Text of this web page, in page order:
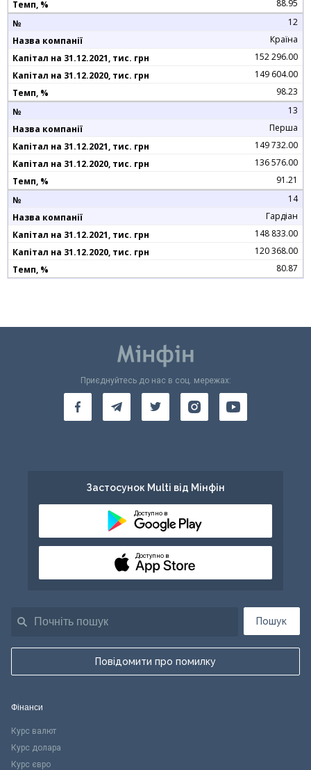
88.95
12
Країна
152 296.00
149 604.00
98.23
13
Перша
149 732.00
136 576.00
91.21
14
Гардіан
148 833.00
120 368.00
80.87
Пошук
Повідомити про помилку
Приєднуйтесь до нас в соц. мережах:
Застосунок Multi від Мінфін
Доступно в
Доступно в
Фінанси
Курс валют
Курс долара
Курс євро